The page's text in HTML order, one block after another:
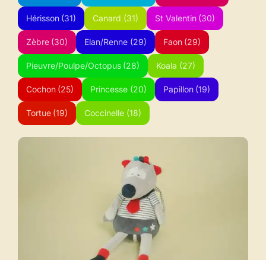
Hérisson (31) Canard (31) St Valentin (30)
Zèbre (30) Elan/Renne (29) Faon (29)
Pieuvre/Poulpe/Octopus (28) Koala (27)
Cochon (25) Princesse (20) Papillon (19)
Tortue (19) Coccinelle (18)